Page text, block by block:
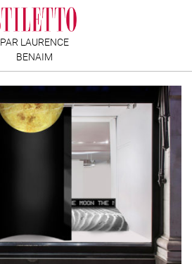
PAR LAURENCE
BENAIM